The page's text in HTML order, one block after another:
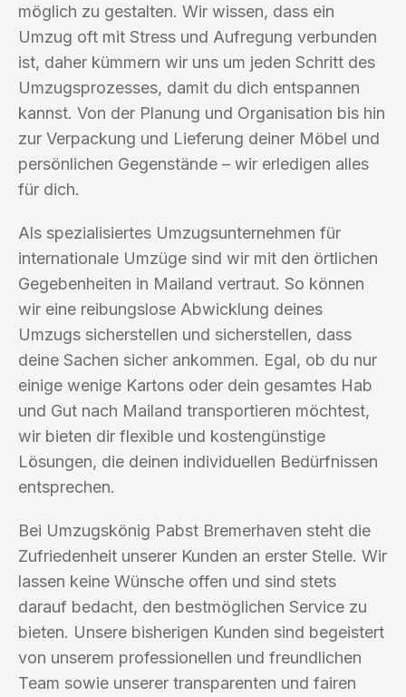
möglich zu gestalten. Wir wissen, dass ein
Umzug oft mit Stress und Aufregung verbunden
ist, daher kümmern wir uns um jeden Schritt des
Umzugsprozesses, damit du dich entspannen
kannst. Von der Planung und Organisation bis hin
zur Verpackung und Lieferung deiner Möbel und
persönlichen Gegenstände – wir erledigen alles
für dich.
Als spezialisiertes Umzugsunternehmen für
internationale Umzüge sind wir mit den örtlichen
Gegebenheiten in Mailand vertraut. So können
wir eine reibungslose Abwicklung deines
Umzugs sicherstellen und sicherstellen, dass
deine Sachen sicher ankommen. Egal, ob du nur
einige wenige Kartons oder dein gesamtes Hab
und Gut nach Mailand transportieren möchtest,
wir bieten dir flexible und kostengünstige
Lösungen, die deinen individuellen Bedürfnissen
entsprechen.
Bei Umzugskönig Pabst Bremerhaven steht die
Zufriedenheit unserer Kunden an erster Stelle. Wir
lassen keine Wünsche offen und sind stets
darauf bedacht, den bestmöglichen Service zu
bieten. Unsere bisherigen Kunden sind begeistert
von unserem professionellen und freundlichen
Team sowie unserer transparenten und fairen